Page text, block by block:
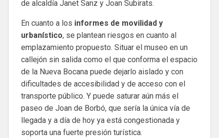
de alcaldía Janet Sanz y Joan Subirats.
En cuanto a los informes de movilidad y
urbanístico, se plantean riesgos en cuanto al
emplazamiento propuesto. Situar el museo en un
callejón sin salida como el que conforma el espacio
de la Nueva Bocana puede dejarlo aislado y con
dificultades de accesibilidad y de acceso con el
transporte público. Y puede saturar aún más el
paseo de Joan de Borbó, que sería la única vía de
llegada y a día de hoy ya está congestionada y
soporta una fuerte presión turística.